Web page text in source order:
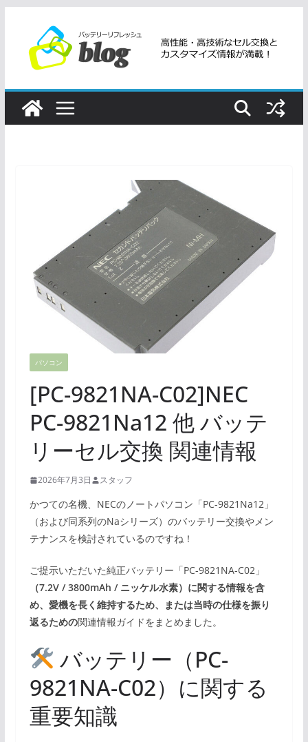
ツ
パソコン
[PC-9821NA-C02]NEC
PC-9821Na12 他 バッテ
リーセル交換 関連情報
2026年7月3日 スタッフ
かつての名機、NECのノートパソコン「PC-9821Na12」
（および同系列のNaシリーズ）のバッテリー交換やメン
テナンスを検討されているのですね！
ご提示いただいた純正バッテリー「PC-9821NA-C02」
（7.2V / 3800mAh / ニッケル水素）に関する情報を含
め、愛機を長く維持するため、または当時の仕様を振り
返るための関連情報ガイドをまとめました。
バッテリー（PC-
9821NA-C02）に関する
重要知識